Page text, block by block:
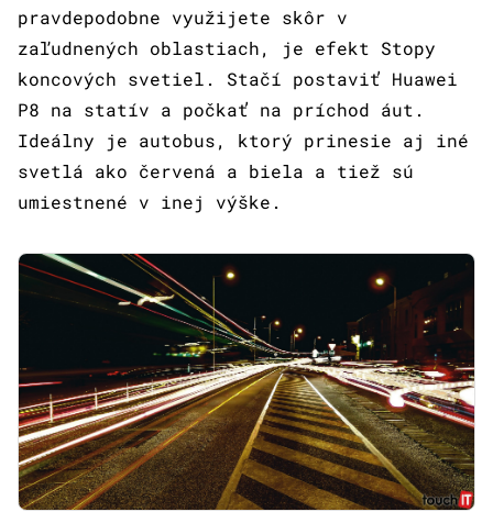
pravdepodobne využijete skôr v
zaľudnených oblastiach, je efekt Stopy
koncových svetiel. Stačí postaviť Huawei
P8 na statív a počkať na príchod áut.
Ideálny je autobus, ktorý prinesie aj iné
svetlá ako červená a biela a tiež sú
umiestnené v inej výške.